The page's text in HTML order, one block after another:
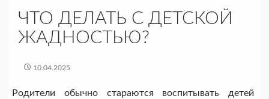
ЧТО ДЕЛАТЬ С ДЕТСКОЙ
ЖАДНОСТЬЮ?
10.04.2025
Родители обычно стараются воспитывать детей